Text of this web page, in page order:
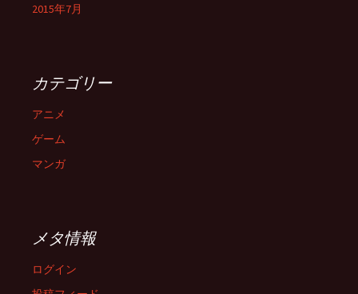
2015年7月
カテゴリー
アニメ
ゲーム
マンガ
メタ情報
ログイン